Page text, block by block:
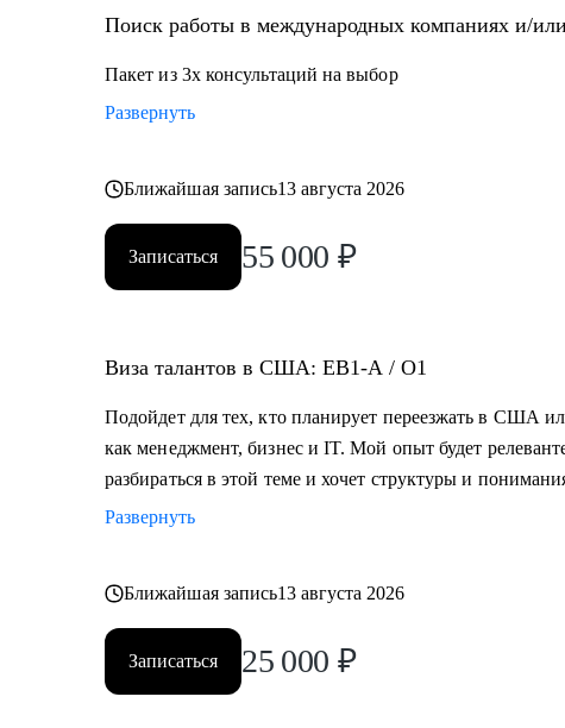
Поиск работы в международных компаниях и/
Пакет из 3х консультаций на выбор
Развернуть
Ближайшая запись13 августа 2026
Записаться 55 000 ₽
Виза талантов в США: EB1-A / O1
Подойдет для тех, кто планирует переезжать в США
как менеджмент, бизнес и IT. Мой опыт будет
разбираться в этой теме и хочет структуры и
Развернуть
Ближайшая запись13 августа 2026
Записаться 25 000 ₽